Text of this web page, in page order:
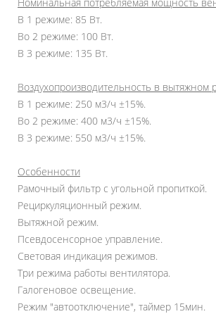
В 1 режиме: 85 Вт.
Во 2 режиме: 100 Вт.
В 3 режиме: 135 Вт.
Воздухопроизводительность в вытяжном
В 1 режиме: 250 м3/ч ±15%.
Во 2 режиме: 400 м3/ч ±15%.
В 3 режиме: 550 м3/ч ±15%.
Особенности
Рамочный фильтр с угольной пропиткой.
Рециркуляционный режим.
Вытяжной режим.
Псевдосенсорное управление.
Световая индикация режимов.
Три режима работы вентилятора.
Галогеновое освещение.
Режим "автоотключение", таймер 15мин.